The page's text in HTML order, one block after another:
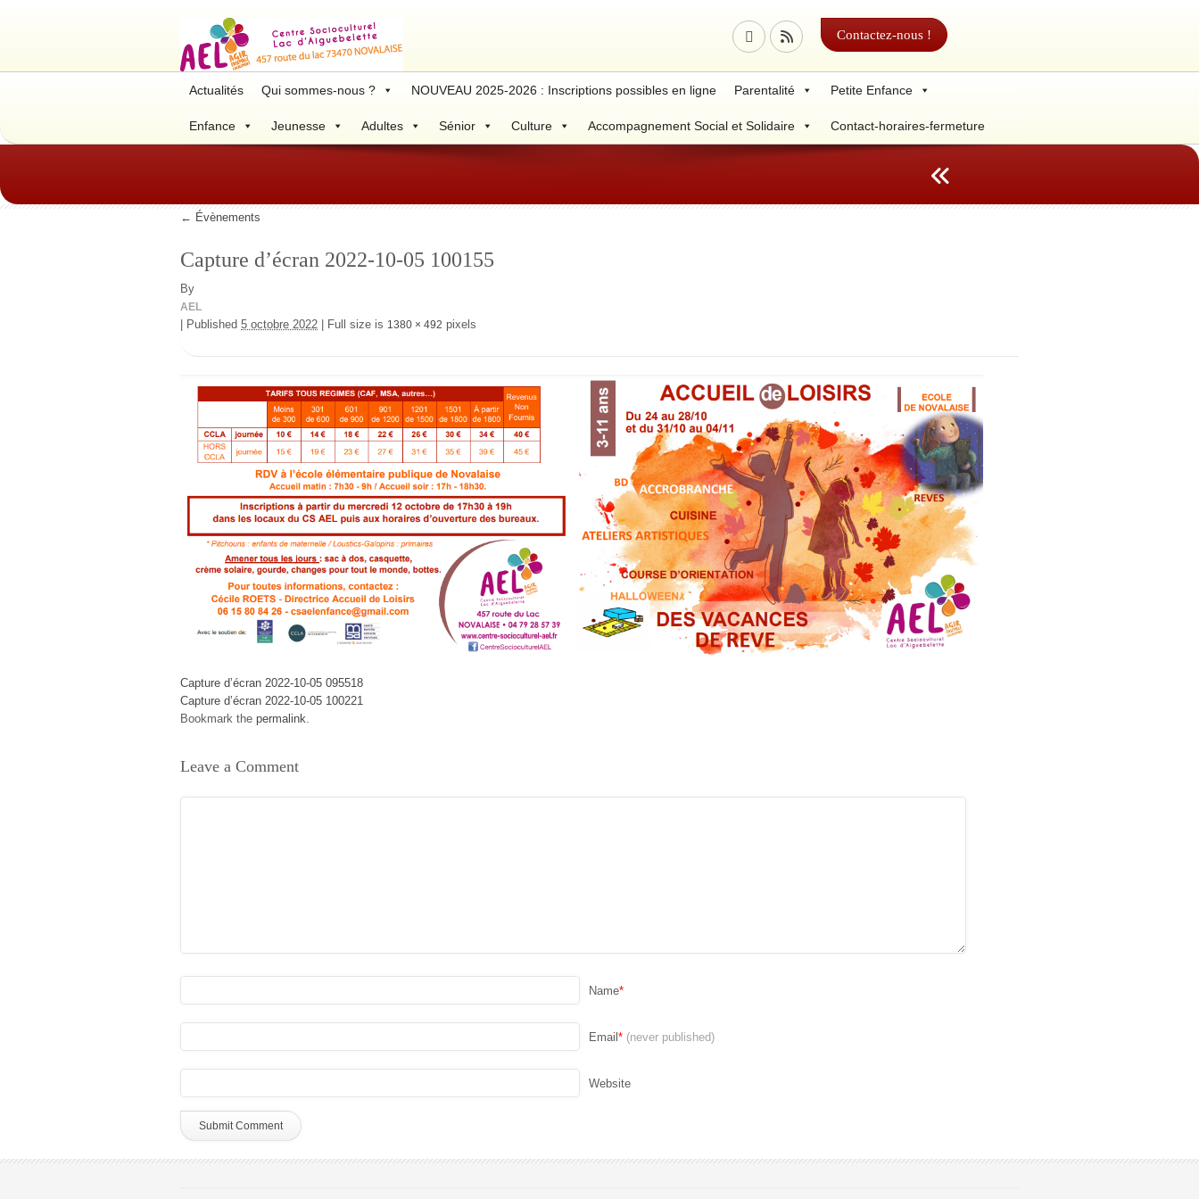
Contactez-nous !
Actualités Qui sommes-nous ? NOUVEAU 2025-2026 : Inscriptions possibles en ligne Parentalité Petite Enfance
Enfance Jeunesse Adultes Sénior Culture Accompagnement Social et Solidaire Contact-horaires-fermeture
← Évènements
Capture d’écran 2022-10-05 100155
By
AEL
Published 5 octobre 2022 Full size is 1380 × 492 pixels
Capture d’écran 2022-10-05 095518
Capture d’écran 2022-10-05 100221
Bookmark the permalink
Leave a Comment
Name*
Email* (never published)
Website